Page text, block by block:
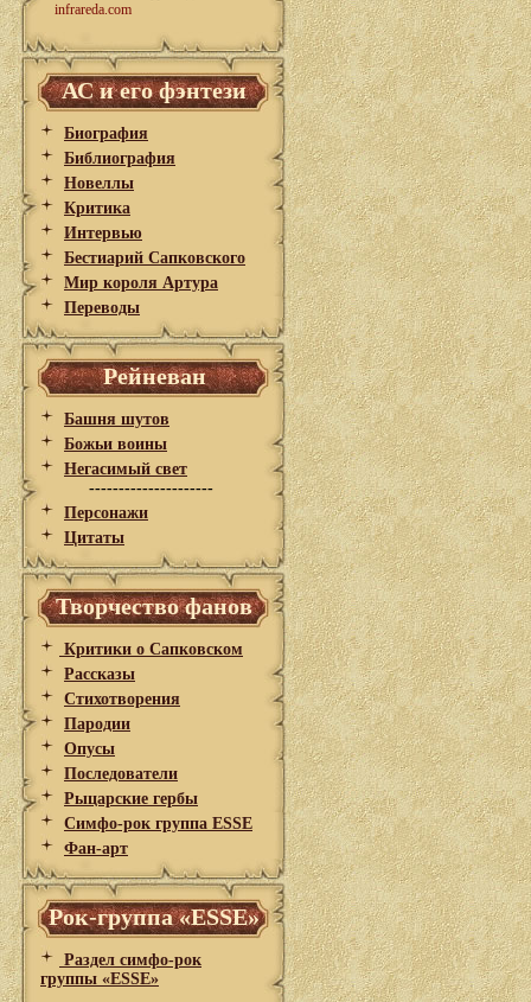
infrareda.com
АС и его фэнтези
Биография
Библиография
Новеллы
Критика
Интервью
Бестиарий Сапковского
Мир короля Артура
Переводы
Рейневан
Башня шутов
Божьи воины
Негасимый свет
---------------------
Персонажи
Цитаты
Творчество фанов
Критики о Сапковском
Рассказы
Стихотворения
Пародии
Опусы
Последователи
Рыцарские гербы
Симфо-рок группа ESSE
Фан-арт
Рок-группа «ESSE»
Раздел симфо-рок
группы «ESSE»